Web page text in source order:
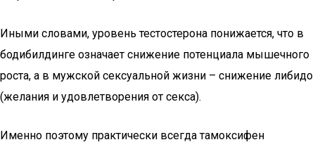
Иными словами, уровень тестостерона понижается, что в
бодибилдинге означает снижение потенциала мышечного
роста, а в мужской сексуальной жизни – снижение либидо
(желания и удовлетворения от секса).
Именно поэтому практически всегда тамоксифен